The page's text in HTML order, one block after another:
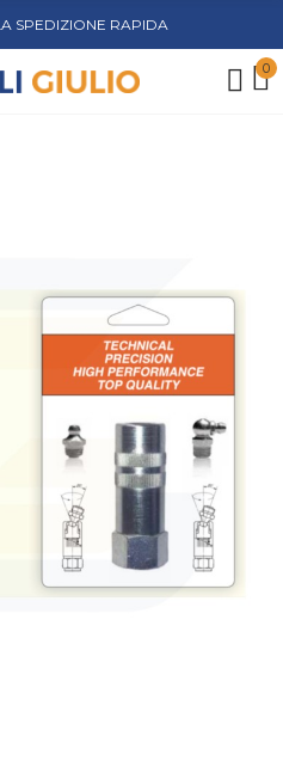
SPEDIZIONE RAPIDA
0